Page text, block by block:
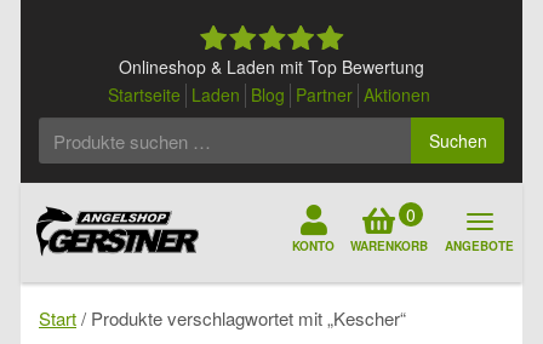
Onlineshop & Laden mit Top Bewertung
Startseite Laden Blog Partner Aktionen
Suchen
KONTO
0
WARENKORB ANGEBOTE
Start/ Produkte verschlagwortet mit „Kescher“